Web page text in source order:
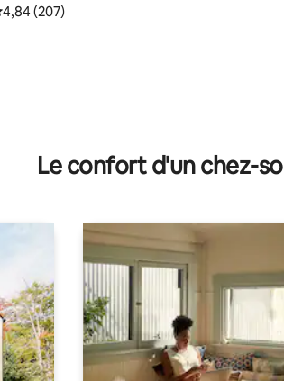
moyenne sur la base de 207
4,84 (207)
Le confort d'un chez-